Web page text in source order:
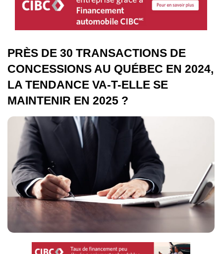
PRÈS DE 30 TRANSACTIONS DE
CONCESSIONS AU QUÉBEC EN 2024,
LA TENDANCE VA-T-ELLE SE
MAINTENIR EN 2025 ?